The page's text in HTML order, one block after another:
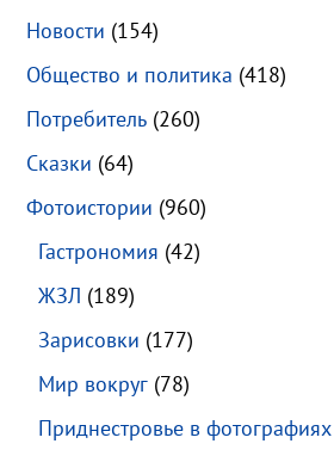
Новости (154)
Общество и политика (418)
Потребитель (260)
Сказки (64)
Фотоистории (960)
Гастрономия (42)
ЖЗЛ (189)
Зарисовки (177)
Мир вокруг (78)
Приднестровье в фотографиях